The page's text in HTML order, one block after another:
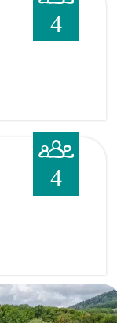
4
4